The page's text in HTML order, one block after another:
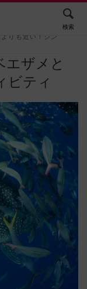
検索
りも近い！ジン
ザメと
ビティ